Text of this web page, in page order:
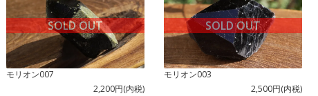
モリオン007
2,200円(内税)
SOLD OUT
モリオン003
2,500円(内税)
SOLD OUT